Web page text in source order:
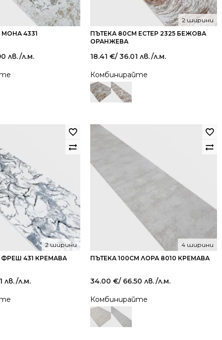
4331
лв./л.м.
ПЪТЕКА 80СМ ЕСТЕР 2325 БЕЖОВА
ОРАНЖЕВА
2 ширини
18.41 €/ 36.01 лв./л.м.
Комбинирайте
431 КРЕМАВА
2 ширини
лв./л.м.
ПЪТЕКА 100СМ ЛОРА 8010 КРЕМАВА
4 ширини
34.00 €/ 66.50 лв./л.м.
Комбинирайте